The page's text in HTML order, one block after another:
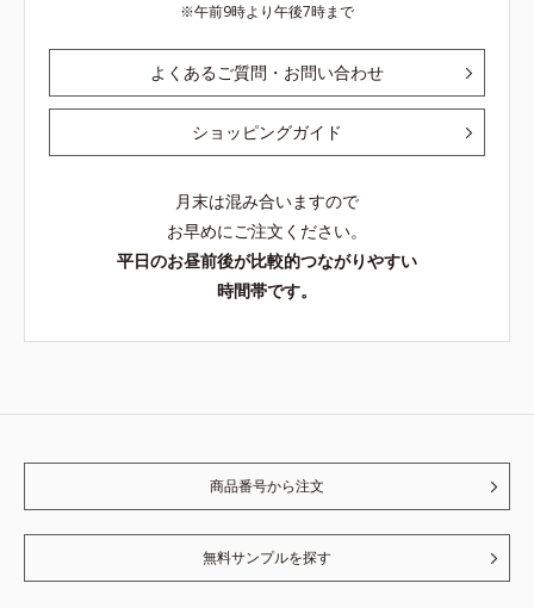
午前9時より午後7時まで
よくあるご質問・お問い合わせ
ショッピングガイド
月末は混み合いますので
お早めにご注文ください。
平日のお昼前後が比較的つながりやすい
時間帯です。
商品番号から注文
無料サンプルを探す